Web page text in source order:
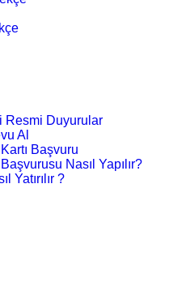
Resmi Duyurular
Al
Başvuru
Nasıl Yapılır?
Yatırılır ?